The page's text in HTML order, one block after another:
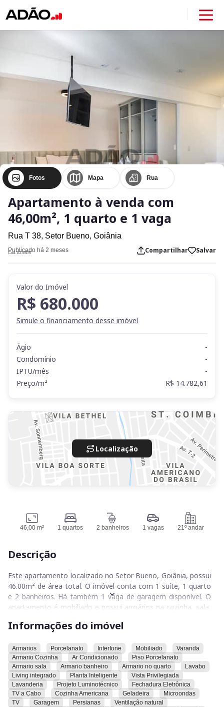
Fotos Mapa Rua
Apartamento à venda com
46,00m², 1 quarto e 1 vaga
Rua T 38, Setor Bueno, Goiânia
Publicado há 2 meses
Cod. AT39197 Compartilhar Salvar
Valor do Imóvel
R$ 680.000
Simule o financiamento desse imóvel
Ágio
-
Condomínio
-
IPTU/mês
-
Preço/m²
R$ 14.782,61
Localização
46,00 m² 1 quartos 2 banheiros 1 vagas 21º andar
Descrição
Este apartamento localizado no Setor Bueno, Goiânia, possui
46.00m² de área total. O imóvel conta com 1 suíte, 1 quarto
e 2 banheiros. Há também 1 vaga de garagem disponível. O
apartamento é mobiliado e possui armários na cozinha, sala,
porcelanato, interfone, varanda, ar condicionado, lavabo,
cozinha americana, geladeira, microondas, TV, persianas,
infraestrutura para instalação de wifi, ponto para ar-
condicionado, preparação para forno/cooktop, cuba em inox
e bancadas.
O condomínio oferece quadra poliesportiva, academia,
Informações do imóvel
Armarios Porcelanato Interfone Mobiliado
Varanda
Armario Cozinha
Ar Condicionado
Piso Porcelanato
Armario sala
Armario banheiro Armario no quarto
Lavabo
Living integrado
Planta Inteligente
Vista Privilegiada
Lavanderia
Projeto Luminotécnico
Fechadura Eletrônica
TV a Cabo
Cozinha Americana Geladeira
Microondas
TV
Garagem Persianas
Ventilação natural